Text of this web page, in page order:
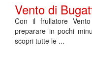
Vento di
Con il frullatore
preparare in pochi
scopri tutte le ...